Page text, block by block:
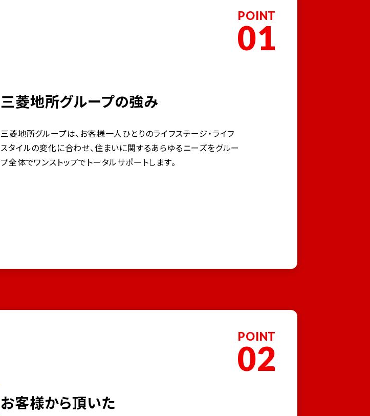
POINT
01
三菱地所グループの強み
三菱地所グループは、お客様一人ひとりのライフステージ・ライフ
スタイルの変化に合わせ、住まいに関するあらゆるニーズをグルー
プ全体でワンストップでトータルサポートします。
POINT
02
お客様から頂いた